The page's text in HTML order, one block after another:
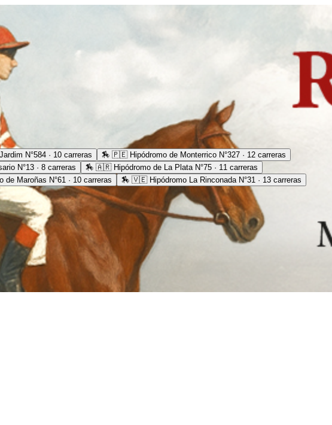
N°584 · 10 carreras 🏇 🇵🇪 Hipódromo de Monterrico N°327 · 12 carreras
N°13 · 8 carreras 🏇 🇦🇷 Hipódromo de La Plata N°75 · 11 carreras
Maroñas N°61 · 10 carreras 🏇 🇻🇪 Hipódromo La Rinconada N°31 · 13 carreras